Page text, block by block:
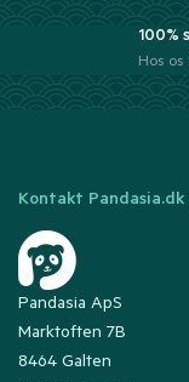
100%
Hos
Kontakt Pandasia.dk
Pandasia ApS
Marktoften 7B
8464 Galten